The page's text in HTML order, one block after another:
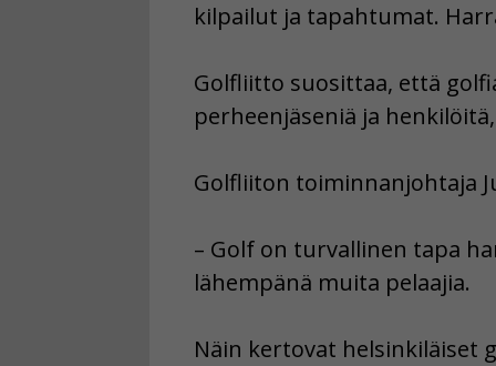
kilpailut ja tapahtumat.
Golfliitto suosittaa, että
perheenjäseniä ja
Golfliiton toiminnanjohtaja
– Golf on turvallinen tapa
lähempänä muita pelaajia.
Näin kertovat helsinkiläiset